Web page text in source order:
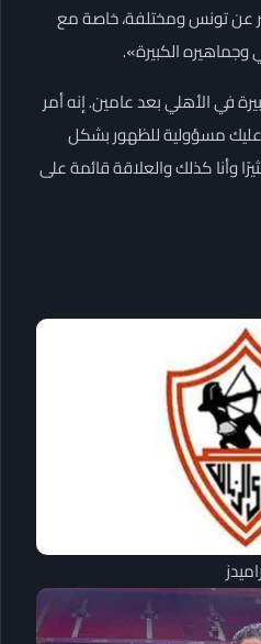
عن تونس ومختلفة، خاصة مع
الكبيرة».
في الأهلي بعد عامين. إنه أمر
عليك مسؤولية للظهور بشكل
وأنا كذلك والعلاقة قائمة على